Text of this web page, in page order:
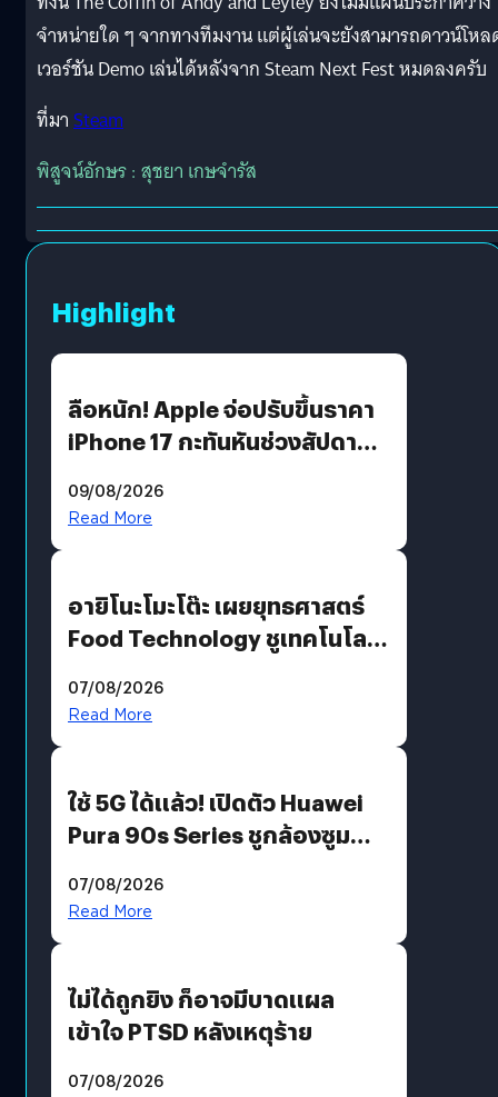
จำหน่ายใด ๆ จากทางทีมงาน แต่ผู้เล่นจะยังสามารถดาวน์โห
เวอร์ชัน Demo เล่นได้หลังจาก Steam Next Fest หมดลงครับ
ที่มาSteam
พิสูจน์อักษร : สุชยา เกษจำรัส
Highlight
ลือหนัก! Apple จ่อปรับขึ้นราคา
iPhone 17 กะทันหันช่วงสัปดาห์ที่
09/08/2026
Read More
อายิโนะโมะโต๊ะ เผยยุทธศาสตร์
Food Technology ชูเทคโนโลยี
บริโภคและ B2B
07/08/2026
Read More
ใช้ 5G ได้แล้ว! เปิดตัว Huawei
Pura 90s Series ชูกล้องซูม
07/08/2026
Read More
ไม่ได้ถูกยิง ก็อาจมีบาดแผล
เข้าใจ PTSD หลังเหตุร้าย
07/08/2026